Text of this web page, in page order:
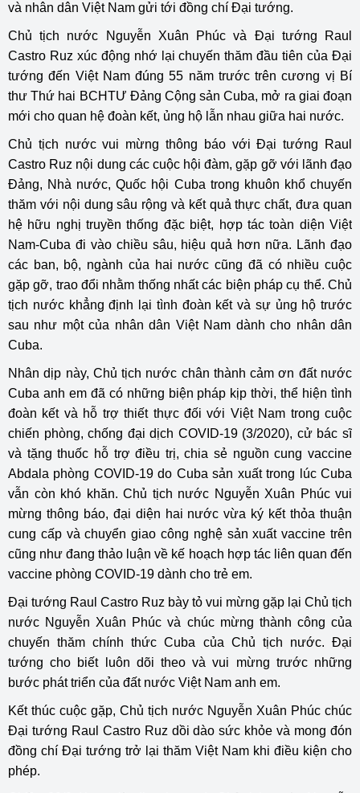
và nhân dân Việt Nam gửi tới đồng chí Đại tướng.
Chủ tịch nước Nguyễn Xuân Phúc và Đại tướng Raul
Castro Ruz xúc động nhớ lại chuyến thăm đầu tiên của Đại
tướng đến Việt Nam đúng 55 năm trước trên cương vị Bí
thư Thứ hai BCHTƯ Đảng Cộng sản Cuba, mở ra giai đoạn
mới cho quan hệ đoàn kết, ủng hộ lẫn nhau giữa hai nước.
Chủ tịch nước vui mừng thông báo với Đại tướng Raul
Castro Ruz nội dung các cuộc hội đàm, gặp gỡ với lãnh đạo
Đảng, Nhà nước, Quốc hội Cuba trong khuôn khổ chuyến
thăm với nội dung sâu rộng và kết quả thực chất, đưa quan
hệ hữu nghị truyền thống đặc biệt, hợp tác toàn diện Việt
Nam-Cuba đi vào chiều sâu, hiệu quả hơn nữa. Lãnh đạo
các ban, bộ, ngành của hai nước cũng đã có nhiều cuộc
gặp gỡ, trao đổi nhằm thống nhất các biện pháp cụ thể. Chủ
tịch nước khẳng định lại tình đoàn kết và sự ủng hộ trước
sau như một của nhân dân Việt Nam dành cho nhân dân
Cuba.
Nhân dịp này, Chủ tịch nước chân thành cảm ơn đất nước
Cuba anh em đã có những biện pháp kịp thời, thể hiện tình
đoàn kết và hỗ trợ thiết thực đối với Việt Nam trong cuộc
chiến phòng, chống đại dịch COVID-19 (3/2020), cử bác sĩ
và tặng thuốc hỗ trợ điều trị, chia sẻ nguồn cung vaccine
Abdala phòng COVID-19 do Cuba sản xuất trong lúc Cuba
vẫn còn khó khăn. Chủ tịch nước Nguyễn Xuân Phúc vui
mừng thông báo, đại diện hai nước vừa ký kết thỏa thuận
cung cấp và chuyển giao công nghệ sản xuất vaccine trên
cũng như đang thảo luận về kế hoạch hợp tác liên quan đến
vaccine phòng COVID-19 dành cho trẻ em.
Đại tướng Raul Castro Ruz bày tỏ vui mừng gặp lại Chủ tịch
nước Nguyễn Xuân Phúc và chúc mừng thành công của
chuyến thăm chính thức Cuba của Chủ tịch nước. Đại
tướng cho biết luôn dõi theo và vui mừng trước những
bước phát triển của đất nước Việt Nam anh em.
Kết thúc cuộc gặp, Chủ tịch nước Nguyễn Xuân Phúc chúc
Đại tướng Raul Castro Ruz dồi dào sức khỏe và mong đón
đồng chí Đại tướng trở lại thăm Việt Nam khi điều kiện cho
phép.